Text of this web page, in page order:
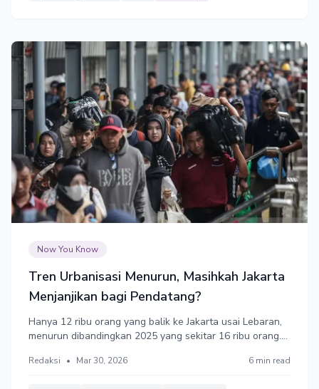
Now You Know
Tren Urbanisasi Menurun, Masihkah Jakarta
Menjanjikan bagi Pendatang?
Hanya 12 ribu orang yang balik ke Jakarta usai Lebaran,
menurun dibandingkan 2025 yang sekitar 16 ribu orang.
menurun tiap tahun. Wilayah penyangga seperti Bekasi
Redaksi • Mar 30, 2026 6 min read